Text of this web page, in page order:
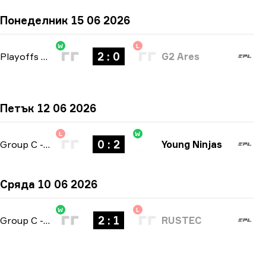
Понеделник 15 06 2026
Playoffs bo3
W
2 : 0
L
G2 Ares
Петък 12 06 2026
Group C - bo3
L
0 : 2
W
Young Ninjas
Сряда 10 06 2026
Group C - bo3
W
2 : 1
L
RUSTEC